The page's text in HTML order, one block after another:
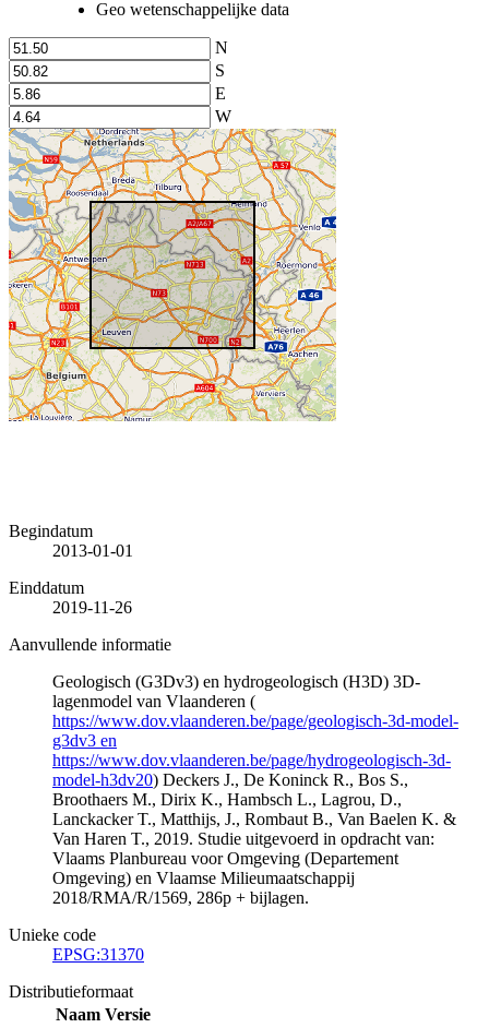
Geo wetenschappelijke data
N
S
E
W
Begindatum
2013-01-01
Einddatum
2019-11-26
Aanvullende informatie
Geologisch (G3Dv3) en hydrogeologisch (H3D) 3D-
lagenmodel van Vlaanderen (
https://www.dov.vlaanderen.be/page/geologisch-3d-model-
g3dv3 en
https://www.dov.vlaanderen.be/page/hydrogeologisch-3d-
model-h3dv20) Deckers J., De Koninck R., Bos S.,
Broothaers M., Dirix K., Hambsch L., Lagrou, D.,
Lanckacker T., Matthijs, J., Rombaut B., Van Baelen K. &
Van Haren T., 2019. Studie uitgevoerd in opdracht van:
Vlaams Planbureau voor Omgeving (Departement
Omgeving) en Vlaamse Milieumaatschappij
2018/RMA/R/1569, 286p + bijlagen.
Unieke code
EPSG:31370
Distributieformaat
Naam Versie